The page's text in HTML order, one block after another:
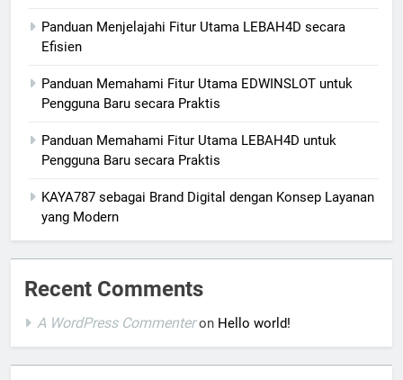
Panduan Menjelajahi Fitur Utama LEBAH4D secara
Efisien
Panduan Memahami Fitur Utama EDWINSLOT untuk
Pengguna Baru secara Praktis
Panduan Memahami Fitur Utama LEBAH4D untuk
Pengguna Baru secara Praktis
KAYA787 sebagai Brand Digital dengan Konsep Layanan
yang Modern
Recent Comments
A WordPress Commenteron Hello world!